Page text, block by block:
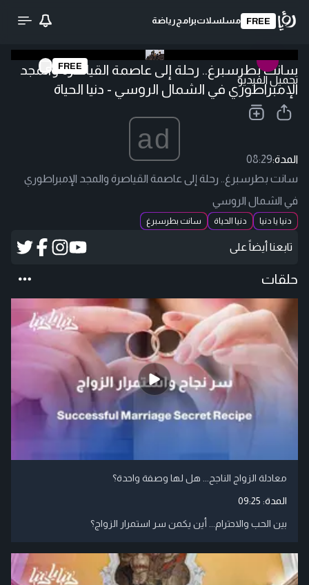
FREE مسلسلاتبرامج رياضة
تحميل الفيديو
FREE
سانت بطرسبرغ.. رحلة إلى عاصمة القياصرة والمجد
الإمبراطوري في الشمال الروسي - دنيا الحياة
ad
المدة:08:29
سانت بطرسبرغ.. رحلة إلى عاصمة القياصرة والمجد الإمبراطوري
في الشمال الروسي
دنيا يا دنيا دنيا الحياة سانت بطرسبرغ
تابعنا أيضاً على
حلقات
معادلة الزواج الناجح... هل لها وصفة واحدة؟
المدة: 09:25
بين الحب والاحترام... أين يكمن سر استمرار الزواج؟